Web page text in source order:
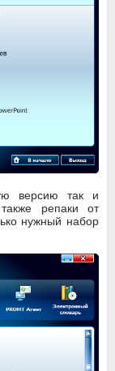
версию так и
репаки от
нужный набор